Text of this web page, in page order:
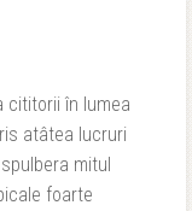
cititorii în lumea
atâtea lucruri
mitul
foarte